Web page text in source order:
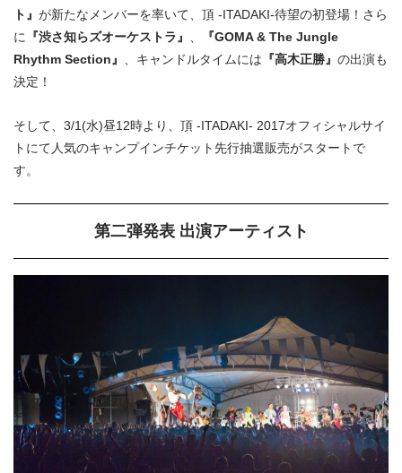
ト』 が新たなメンバーを率いて、頂 -ITADAKI-待望の初登場！さら
に
『渋さ知らズオーケストラ』
『GOMA & The Jungle
Rhythm Section』
、キャンドルタイムには 『高木正勝』 の出演も
決定！
そして、3/1(水)昼12時より、頂 -ITADAKI- 2017オフィシャルサイ
トにて人気のキャンプインチケット先行抽選販売がスタートで
す。
第二弾発表 出演アーティスト